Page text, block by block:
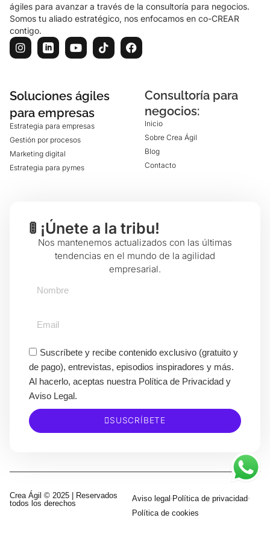
ágiles para avanzar a través de la consultoría para negocios.
Somos tu aliado estratégico, nos enfocamos en co-CREAR
contigo.
Soluciones ágiles
para empresas
Estrategia para empresas
Gestión por procesos
Marketing digital
Estrategia para pymes
Consultoría para
negocios:
Inicio
Sobre Crea Ágil
Blog
Contacto
🚦 ¡Únete a la tribu!
Nos mantenemos actualizados con las últimas
tendencias en el mundo de la agilidad
empresarial.
Suscríbete y recibe contenido exclusivo (gratuito y
de pago), entrevistas, episodios inspiradores y más.
Al hacerlo, aceptas nuestra Política de Privacidad y
Aviso Legal.
SUSCRÍBETE
Crea Ágil © 2025 | Reservados
todos los derechos
Aviso legal Política de privacidad
Política de cookies